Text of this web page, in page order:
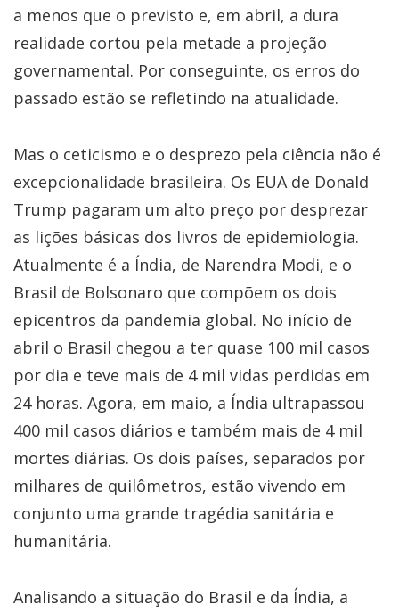
a menos que o previsto e, em abril, a dura
realidade cortou pela metade a projeção
governamental. Por conseguinte, os erros do
passado estão se refletindo na atualidade.
Mas o ceticismo e o desprezo pela ciência não é
excepcionalidade brasileira. Os EUA de Donald
Trump pagaram um alto preço por desprezar
as lições básicas dos livros de epidemiologia.
Atualmente é a Índia, de Narendra Modi, e o
Brasil de Bolsonaro que compõem os dois
epicentros da pandemia global. No início de
abril o Brasil chegou a ter quase 100 mil casos
por dia e teve mais de 4 mil vidas perdidas em
24 horas. Agora, em maio, a Índia ultrapassou
400 mil casos diários e também mais de 4 mil
mortes diárias. Os dois países, separados por
milhares de quilômetros, estão vivendo em
conjunto uma grande tragédia sanitária e
humanitária.
Analisando a situação do Brasil e da Índia, a